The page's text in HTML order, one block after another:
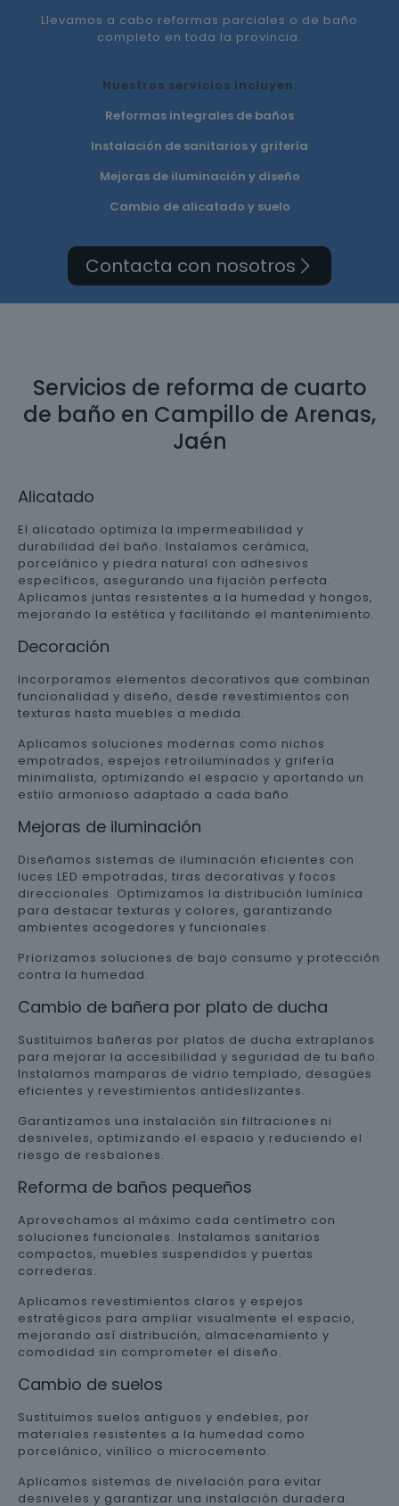
Llevamos a cabo reformas parciales o de baño
completo en toda la provincia.
Nuestros servicios incluyen:
Reformas integrales de baños
Instalación de sanitarios y grifería
Mejoras de iluminación y diseño
Cambio de alicatado y suelo
Contacta con nosotros
Servicios de reforma de cuarto
de baño en Campillo de Arenas,
Jaén
Alicatado
El alicatado optimiza la impermeabilidad y
durabilidad del baño. Instalamos cerámica,
porcelánico y piedra natural con adhesivos
específicos, asegurando una fijación perfecta.
Aplicamos juntas resistentes a la humedad y hongos,
mejorando la estética y facilitando el mantenimiento.
Decoración
Incorporamos elementos decorativos que combinan
funcionalidad y diseño, desde revestimientos con
texturas hasta muebles a medida.
Aplicamos soluciones modernas como nichos
empotrados, espejos retroiluminados y grifería
minimalista, optimizando el espacio y aportando un
estilo armonioso adaptado a cada baño.
Mejoras de iluminación
Diseñamos sistemas de iluminación eficientes con
luces LED empotradas, tiras decorativas y focos
direccionales. Optimizamos la distribución lumínica
para destacar texturas y colores, garantizando
ambientes acogedores y funcionales.
Priorizamos soluciones de bajo consumo y protección
contra la humedad.
Cambio de bañera por plato de ducha
Sustituimos bañeras por platos de ducha extraplanos
para mejorar la accesibilidad y seguridad de tu baño.
Instalamos mamparas de vidrio templado, desagües
eficientes y revestimientos antideslizantes.
Garantizamos una instalación sin filtraciones ni
desniveles, optimizando el espacio y reduciendo el
riesgo de resbalones.
Reforma de baños pequeños
Aprovechamos al máximo cada centímetro con
soluciones funcionales. Instalamos sanitarios
compactos, muebles suspendidos y puertas
correderas.
Aplicamos revestimientos claros y espejos
estratégicos para ampliar visualmente el espacio,
mejorando así distribución, almacenamiento y
comodidad sin comprometer el diseño.
Cambio de suelos
Sustituimos suelos antiguos y endebles, por
materiales resistentes a la humedad como
porcelánico, vinílico o microcemento.
Aplicamos sistemas de nivelación para evitar
desniveles y garantizar una instalación duradera.